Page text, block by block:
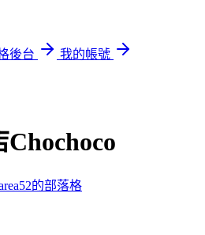
後台
我的帳號
的部落格